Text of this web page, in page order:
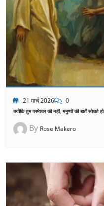
21 मार्च 2026 0
क्योंकि तुम परमेश्वर की नहीं, मनुष्यों की बातें सोचते हो
By Rose Makero